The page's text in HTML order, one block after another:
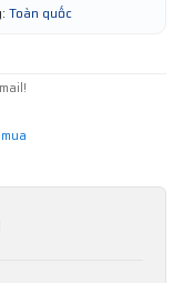
Toàn quốc